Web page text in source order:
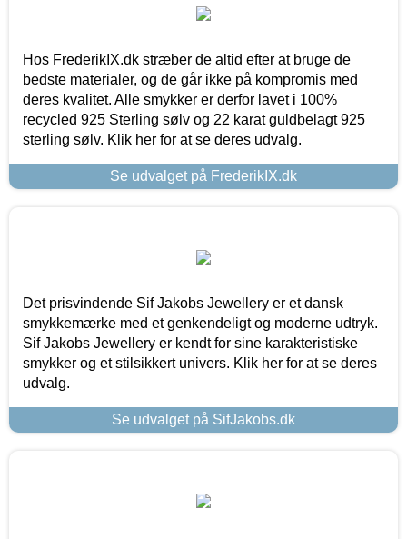
Hos FrederikIX.dk stræber de altid efter at bruge de
bedste materialer, og de går ikke på kompromis med
deres kvalitet. Alle smykker er derfor lavet i 100%
recycled 925 Sterling sølv og 22 karat guldbelagt 925
sterling sølv. Klik her for at se deres udvalg.
Se udvalget på FrederikIX.dk
Det prisvindende Sif Jakobs Jewellery er et dansk
smykkemærke med et genkendeligt og moderne udtryk.
Sif Jakobs Jewellery er kendt for sine karakteristiske
smykker og et stilsikkert univers. Klik her for at se deres
udvalg.
Se udvalget på SifJakobs.dk